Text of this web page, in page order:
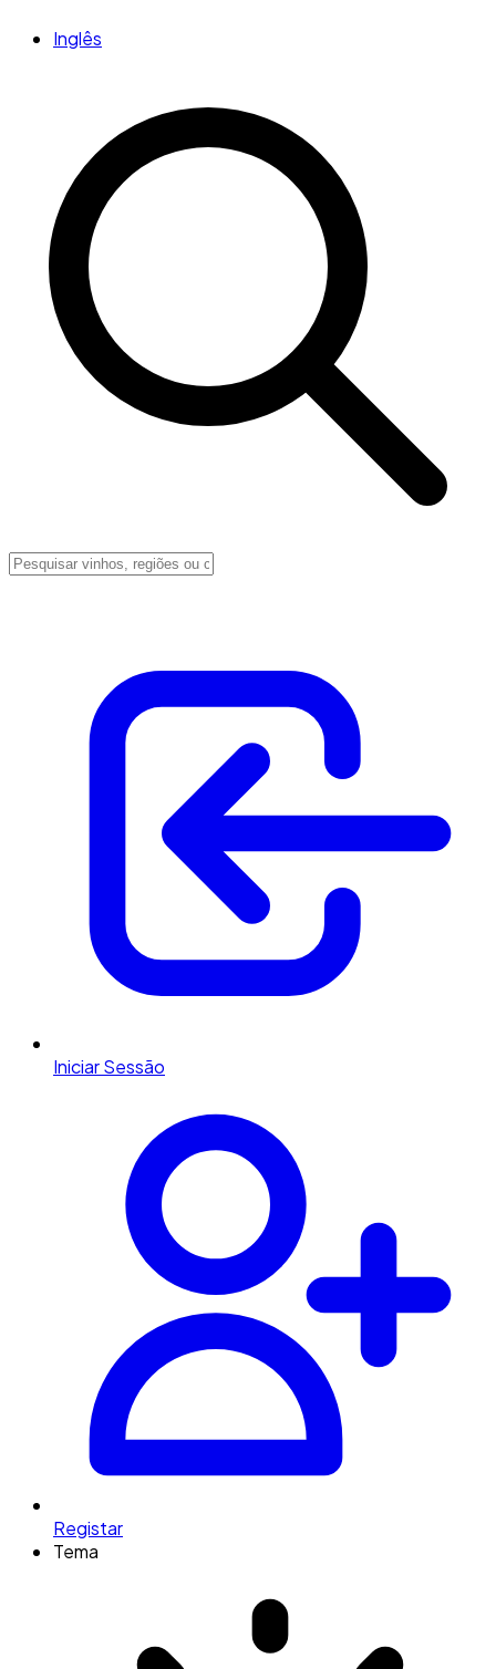
Inglês
Iniciar Sessão
Registar
Tema